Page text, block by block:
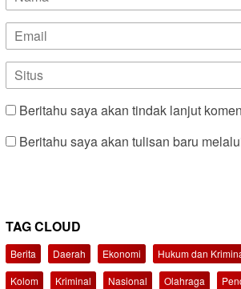
Beritahu saya akan tindak lanjut
Beritahu saya akan tulisan baru
TAG CLOUD
Berita Daerah Ekonomi Hukum dan
Kolom
Kriminal Nasional Olahraga